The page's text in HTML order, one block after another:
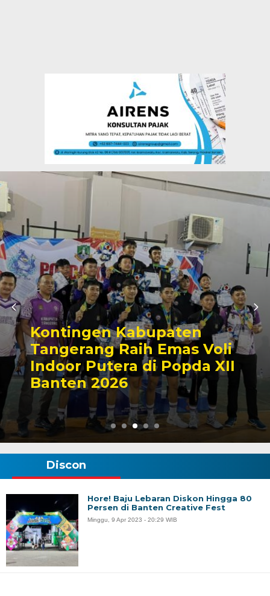
Kontingen Kabupaten
Tangerang Raih Emas Voli
Indoor Putera di Popda XII
Banten 2026
Discon
Hore! Baju Lebaran Diskon Hingga 80
Persen di Banten Creative Fest
Minggu, 9 Apr 2023 - 20:29 WIB